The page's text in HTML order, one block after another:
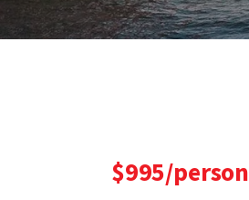
$995/person